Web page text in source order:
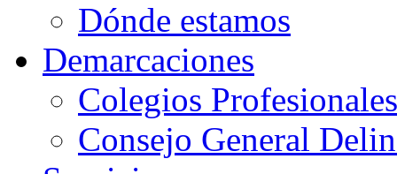
Dónde estamos
Demarcaciones
Colegios Profesionales
Consejo General